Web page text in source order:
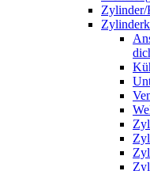
Zylinder/